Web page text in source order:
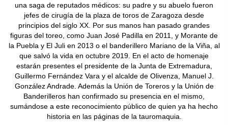
una saga de reputados médicos: su padre y su abuelo fueron
jefes de cirugía de la plaza de toros de Zaragoza desde
principios del siglo XX. Por sus manos han pasado grandes
figuras del toreo, como Juan José Padilla en 2011, y Morante de
la Puebla y El Juli en 2013 o el banderillero Mariano de la Viña, al
que salvó la vida en octubre 2019. En el acto de homenaje
estarán presentes el presidente de la Junta de Extremadura,
Guillermo Fernández Vara y el alcalde de Olivenza, Manuel J.
González Andrade. Además la Unión de Toreros y la Unión de
Banderilleros han confirmado su presencia en el mismo,
sumándose a este reconocimiento público de quien ya ha hecho
historia en las páginas de la tauromaquia.